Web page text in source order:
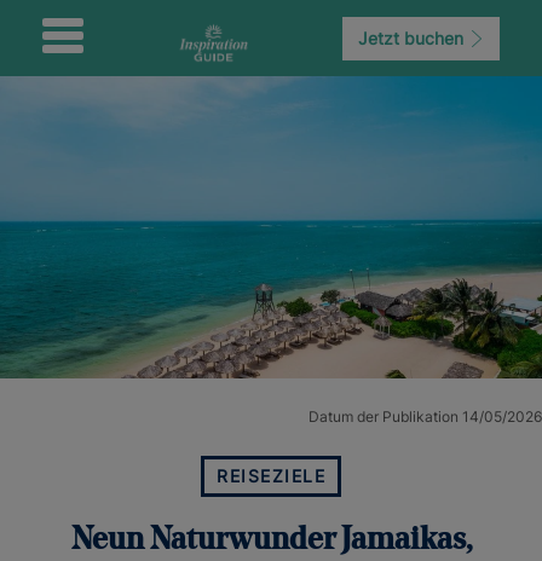
Jetzt buchen
Datum der Publikation 14/05/2026
REISEZIELE
Neun Naturwunder Jamaikas,